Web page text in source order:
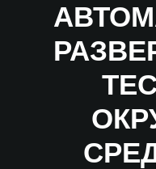
DEVOPS
КОНТАКТЫ